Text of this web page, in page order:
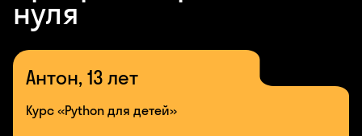
нуля
Антон, 13 лет
Курс «Python для детей»